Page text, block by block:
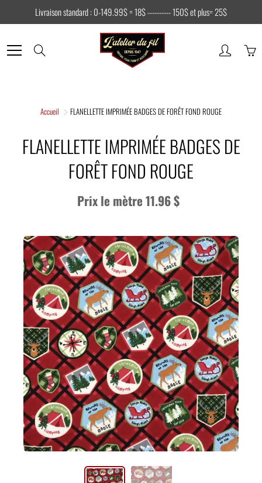
Livraison standard : 0-149.99$ = 18$ ---------- 150$ et plus= 25$
Accueil FLANELLETTE IMPRIMÉE BADGES DE FORÊT FOND ROUGE
FLANELLETTE IMPRIMÉE BADGES DE
FORÊT FOND ROUGE
Prix le mètre 11.96 $